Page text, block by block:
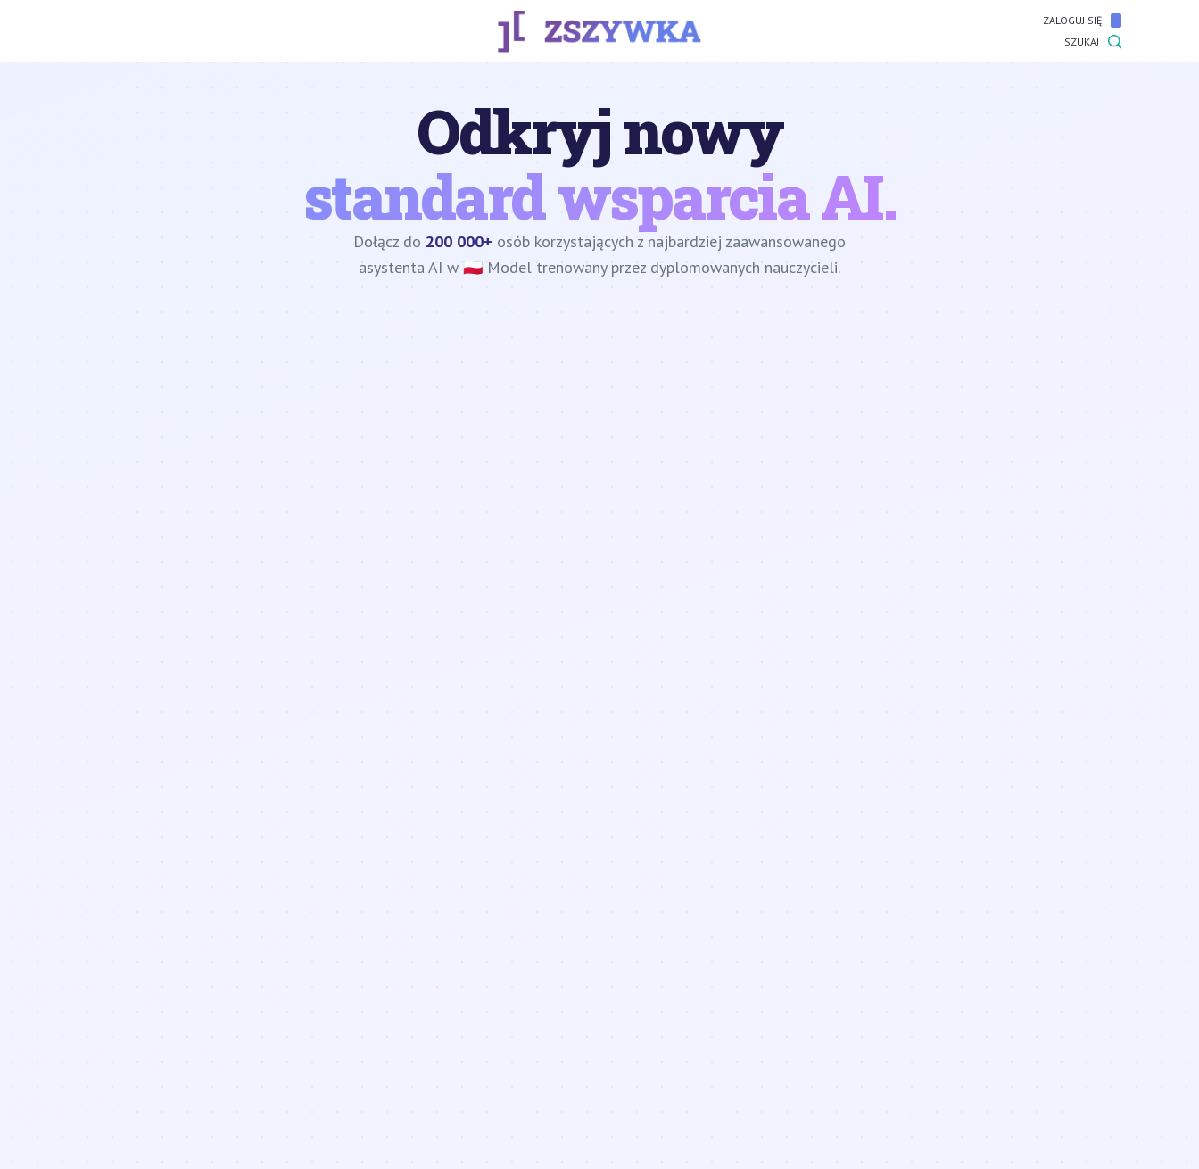
ZALOGUJ SIĘ
SZUKAJ
Odkryj nowy
standard wsparcia AI.
Dołącz do 200 000+ osób korzystających z najbardziej zaawansowanego
asystenta AI w 🇵🇱 Model trenowany przez dyplomowanych nauczycieli.